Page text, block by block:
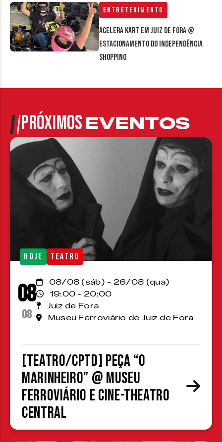
Entretenimento
Acelera Kart em Juiz de Fora @
estacionamento do Independência
Shopping
PRÓXIMOSEVENTOS
HOJE TEATRO
08
08
08/08 (sáb) - 26/08 (qua)
19:00 - 20:00
Juiz de Fora
Museu Ferroviário de Juiz de Fora
[TEATRO/CPTD] Peça “O
Marinheiro” @ Museu
Ferroviário e Cine-Theatro
Central